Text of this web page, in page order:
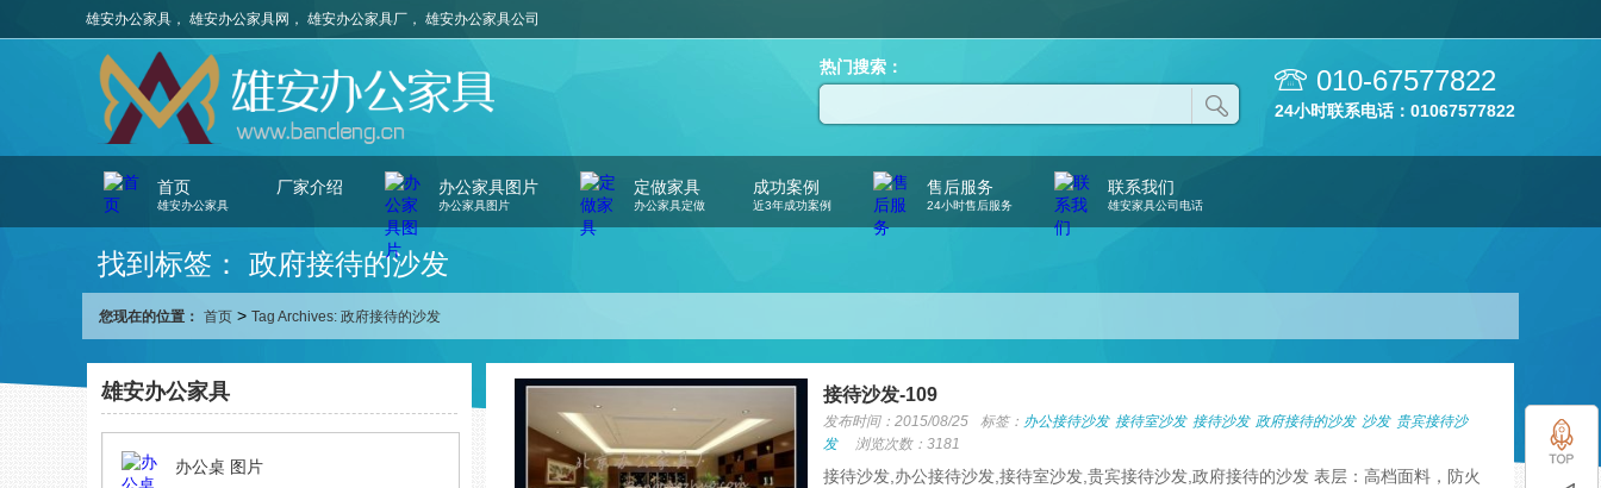
雄安办公家具， 雄安办公家具网， 雄安办公家具厂， 雄安办公家具公司
010-67577822
24小时联系电话：01067577822
热门搜索：
首页
雄安办公家具
厂家介绍 办公家具图片
办公家具图片
定做家具
办公家具定做
成功案例
近3年成功案例
售后服务
24小时售后服务
联系我们
雄安家具公司电话
找到标签： 政府接待的沙发
您现在的位置： 首页> Tag Archives: 政府接待的沙发
雄安办公家具
办公桌 图片
接待沙发-109
发布时间：2015/08/25 标签： 办公接待沙发 接待室沙发 接待沙发 政府接待的沙发 沙发 贵宾接待沙
发
浏览次数：3181
接待沙发,办公接待沙发,接待室沙发,贵宾接待沙发,政府接待的沙发 表层：高档面料，防火